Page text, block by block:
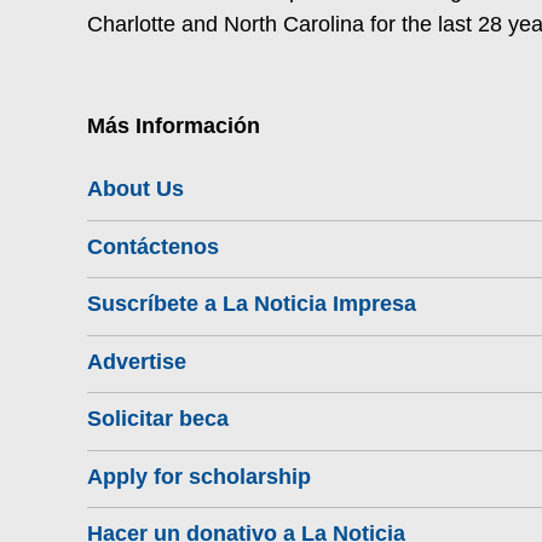
Charlotte and North Carolina for the last 28
Más Información
About Us
Contáctenos
Suscríbete a La Noticia Impresa
Advertise
Solicitar beca
Apply for scholarship
Hacer un donativo a La Noticia